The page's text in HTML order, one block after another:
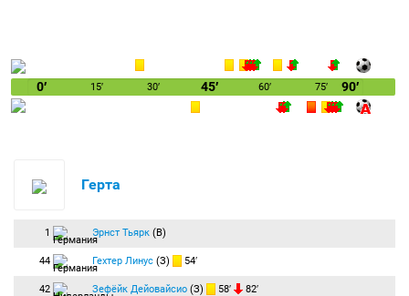
0′ 15′ 30′ 45′ 60′ 75′ 90′
Герта
1 Эрнст Тьярк (В)
44 Гехтер Линус (З) 54′
42 Зефёйк Дейовайсио (З) 58′ 82′